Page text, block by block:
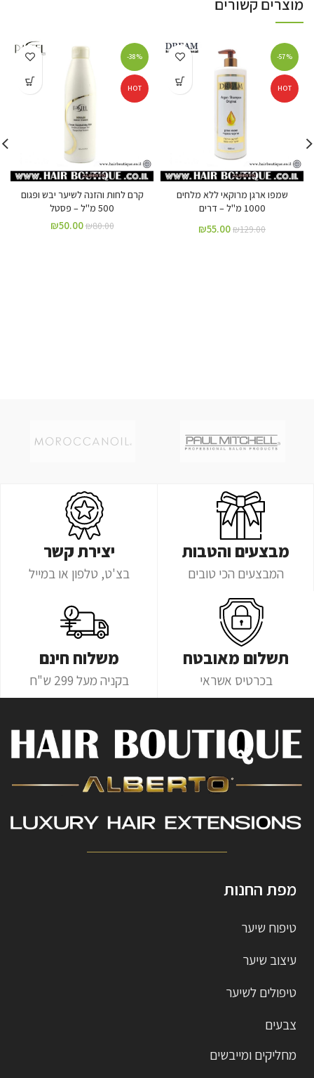
-57%
HOT
שמפו ארגן מרוקאי ללא מלחים
1000 מ"ל – דרים
₪129.00
₪55.00
-38%
HOT
קרם לחות והזנה לשיער יבש ופגום
500 מ"ל – פסטל
₪80.00
₪50.00
מבצעים והטבות
המבצעים הכי טובים
יצירת קשר
בצ'ט, טלפון או במייל
תשלום מאובטח
בכרטיס אשראי
משלוח חינם
בקניה מעל 299 ש"ח
מפת החנות
טיפוח שיער
עיצוב שיער
טיפולים לשיער
צבעים
מחליקים ומייבשים